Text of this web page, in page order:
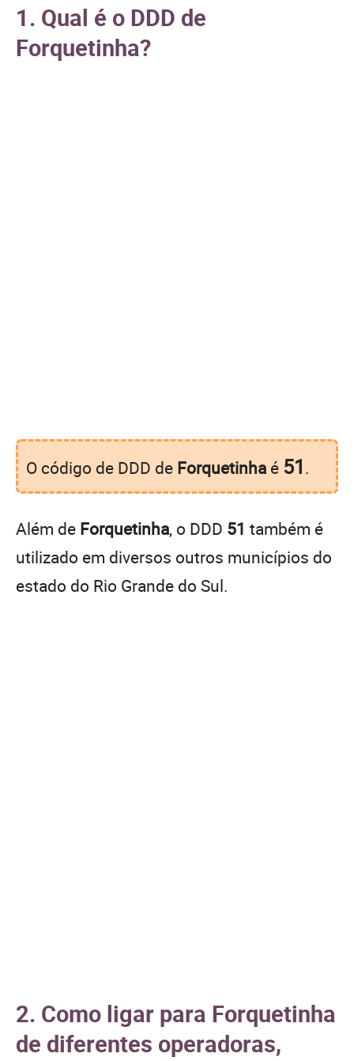
1. Qual é o DDD de
Forquetinha?
O código de DDD de Forquetinha é 51.
Além de Forquetinha, o DDD 51 também é
utilizado em diversos outros municípios do
estado do Rio Grande do Sul.
2. Como ligar para Forquetinha
de diferentes operadoras,